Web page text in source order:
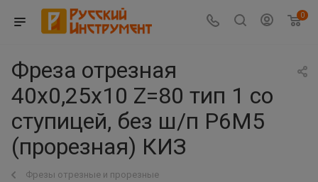
0
Фреза отрезная
40х0,25х10 Z=80 тип 1 со
ступицей, без ш/п Р6М5
(прорезная) КИЗ
Фрезы отрезные и прорезные